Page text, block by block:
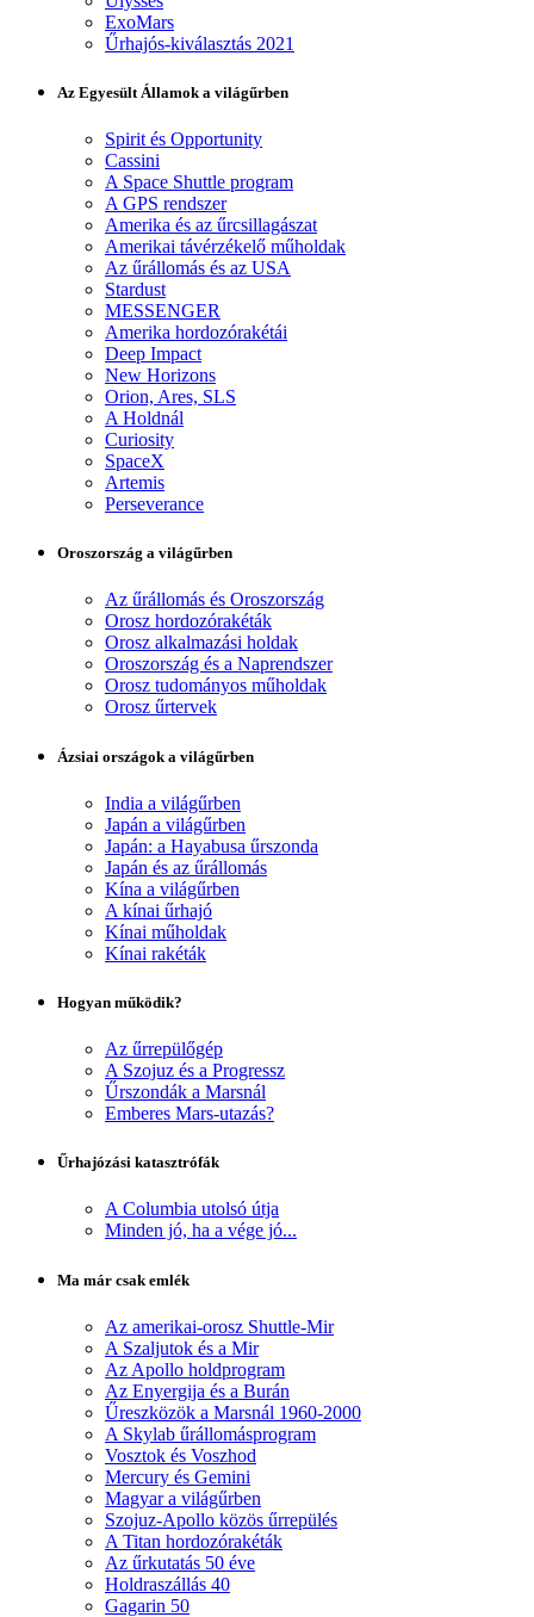
ExoMars
Űrhajós-kiválasztás 2021
Az Egyesült Államok a világűrben
Spirit és Opportunity
Cassini
A Space Shuttle program
A GPS rendszer
Amerika és az űrcsillagászat
Amerikai távérzékelő műholdak
Az űrállomás és az USA
Stardust
MESSENGER
Amerika hordozórakétái
Deep Impact
New Horizons
Orion, Ares, SLS
A Holdnál
Curiosity
SpaceX
Artemis
Perseverance
Oroszország a világűrben
Az űrállomás és Oroszország
Orosz hordozórakéták
Orosz alkalmazási holdak
Oroszország és a Naprendszer
Orosz tudományos műholdak
Orosz űrtervek
Ázsiai országok a világűrben
India a világűrben
Japán a világűrben
Japán: a Hayabusa űrszonda
Japán és az űrállomás
Kína a világűrben
A kínai űrhajó
Kínai műholdak
Kínai rakéták
Hogyan működik?
Az űrrepülőgép
A Szojuz és a Progressz
Űrszondák a Marsnál
Emberes Mars-utazás?
Űrhajózási katasztrófák
A Columbia utolsó útja
Minden jó, ha a vége jó...
Ma már csak emlék
Az amerikai-orosz Shuttle-Mir
A Szaljutok és a Mir
Az Apollo holdprogram
Az Enyergija és a Burán
Űreszközök a Marsnál 1960-2000
A Skylab űrállomásprogram
Vosztok és Voszhod
Mercury és Gemini
Magyar a világűrben
Szojuz-Apollo közös űrrepülés
A Titan hordozórakéták
Az űrkutatás 50 éve
Holdraszállás 40
Gagarin 50